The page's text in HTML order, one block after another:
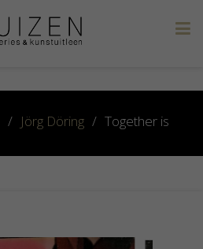
/ Jörg Döring / Together is